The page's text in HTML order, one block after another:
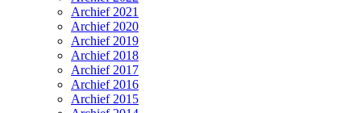
Archief 2021
Archief 2020
Archief 2019
Archief 2018
Archief 2017
Archief 2016
Archief 2015